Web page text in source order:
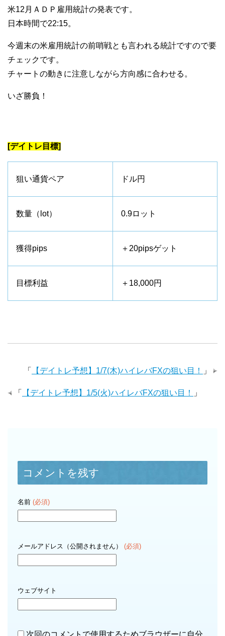
米12月ＡＤＰ雇用統計の発表です。
日本時間で22:15。
今週末の米雇用統計の前哨戦とも言われる統計ですので要
チェックです。
チャートの動きに注意しながら方向感に合わせる。
いざ勝負！
[デイトレ目標]
狙い通貨ペア ドル円
数量（lot） 0.9ロット
獲得pips ＋20pipsゲット
目標利益 ＋18,000円
「 【デイトレ予想】1/7(木)ハイレバFXの狙い目！ 」
「 【デイトレ予想】1/5(火)ハイレバFXの狙い目！ 」
コメントを残す
名前 (必須)
メールアドレス（公開されません） (必須)
ウェブサイト
次回のコメントで使用するためブラウザーに自分